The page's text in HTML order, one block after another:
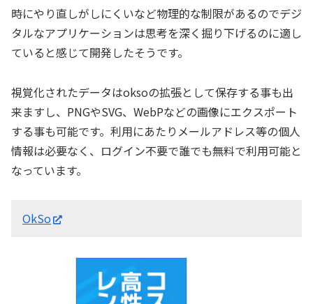
時にやり直しがしにくいなど物理的な制限があるのでデジ
タルなアプリケーションは思考を深く掘り下げるのに適し
ていると感じて開発したそうです。
視覚化されたデータはoksoの拡張として保存する事も出
来ますし、PNGやSVG、WebPなどの画像にエクスポート
する事も可能です。利用にあたりメールアドレス等の個人
情報は必要なく、ログイン不要で誰でも無料で利用可能と
なっています。
OkSo